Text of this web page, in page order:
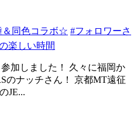
＆同色コラボ☆ #フォロワーさ
楽しい時間
加しました！ 久々に福岡か
のナッチさん！ 京都MT遠征
JE...